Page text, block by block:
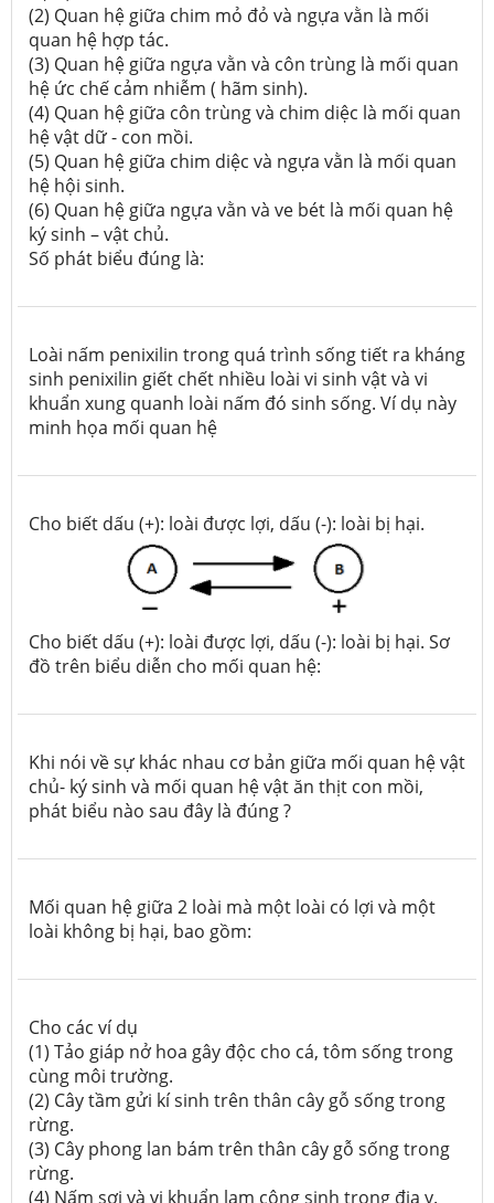
(2) Quan hệ giữa chim mỏ đỏ và ngựa vằn là mối
quan hệ hợp tác.
(3) Quan hệ giữa ngựa vằn và côn trùng là mối quan
hệ ức chế cảm nhiễm ( hãm sinh).
(4) Quan hệ giữa côn trùng và chim diệc là mối quan
hệ vật dữ - con mồi.
(5) Quan hệ giữa chim diệc và ngựa vằn là mối quan
hệ hội sinh.
(6) Quan hệ giữa ngựa vằn và ve bét là mối quan hệ
ký sinh – vật chủ.
Số phát biểu đúng là:
Loài nấm penixilin trong quá trình sống tiết ra kháng
sinh penixilin giết chết nhiều loài vi sinh vật và vi
khuẩn xung quanh loài nấm đó sinh sống. Ví dụ này
minh họa mối quan hệ
Cho biết dấu (+): loài được lợi, dấu (-): loài bị hại.
Cho biết dấu (+): loài được lợi, dấu (-): loài bị hại. Sơ
đồ trên biểu diễn cho mối quan hệ:
Khi nói về sự khác nhau cơ bản giữa mối quan hệ vật
chủ- ký sinh và mối quan hệ vật ăn thịt con mồi,
phát biểu nào sau đây là đúng ?
Mối quan hệ giữa 2 loài mà một loài có lợi và một
loài không bị hại, bao gồm:
Cho các ví dụ
(1) Tảo giáp nở hoa gây độc cho cá, tôm sống trong
cùng môi trường.
(2) Cây tầm gửi kí sinh trên thân cây gỗ sống trong
rừng.
(3) Cây phong lan bám trên thân cây gỗ sống trong
rừng.
(4) Nấm sợi và vi khuẩn lam cộng sinh trong địa y.